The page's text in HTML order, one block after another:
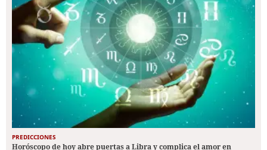
PREDICCIONES
Horóscopo de hoy abre puertas a Libra y complica el amor en